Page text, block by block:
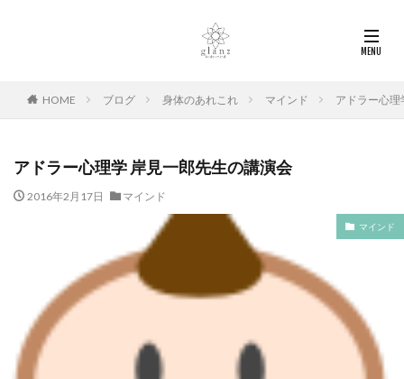
HOME ブログ 身体のあれこれ マインド アドラー心理
アドラー心理学 岸見一郎先生の講演会
2016年2月17日 マインド
マインド